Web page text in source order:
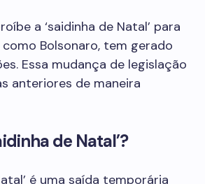
a ‘saidinha de Natal’ para
Bolsonaro, tem gerado
Essa mudança de legislação
anteriores de maneira
de Natal’?
é uma saída temporária